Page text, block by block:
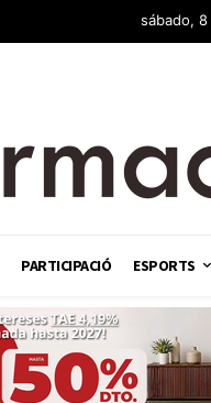
sábado,
PARTICIPACIÓ ESPORTS